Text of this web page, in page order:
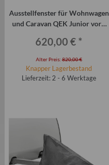
Ausstellfenster für Wohnwagen
und Caravan QEK Junior vorn
620,00 € *
Alter Preis:820,00 €
Knapper Lagerbestand
Lieferzeit: 2 - 6 Werktage